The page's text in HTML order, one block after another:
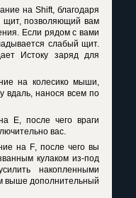
на Shift, благодаря
щит, позволяющий вам
Если рядом с вами
слабый щит.
Истоку заряд для
на колесико мыши,
вдаль, нанося всем по
E , после чего враги
вас.
на F , после чего вы
кулаком из-под
накопленными
выше дополнительный